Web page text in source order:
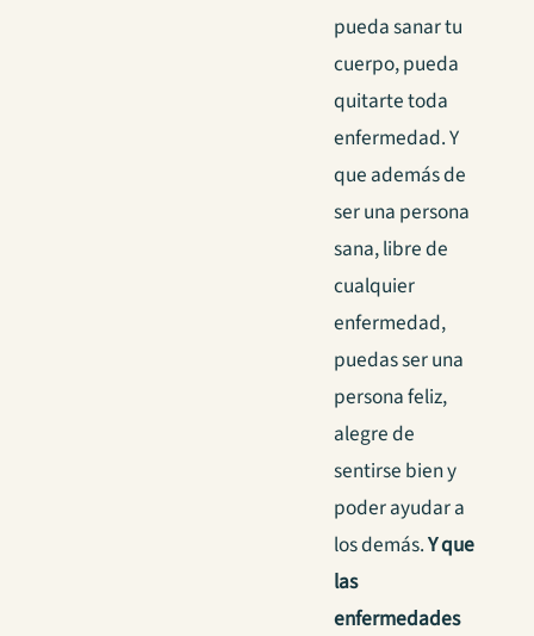
pueda sanar tu
cuerpo, pueda
quitarte toda
enfermedad.Y
que además de
ser una persona
sana, libre de
cualquier
enfermedad,
puedas ser una
persona feliz,
alegre de
sentirse bien y
poder ayudar a
los demás.Y que
las
enfermedades